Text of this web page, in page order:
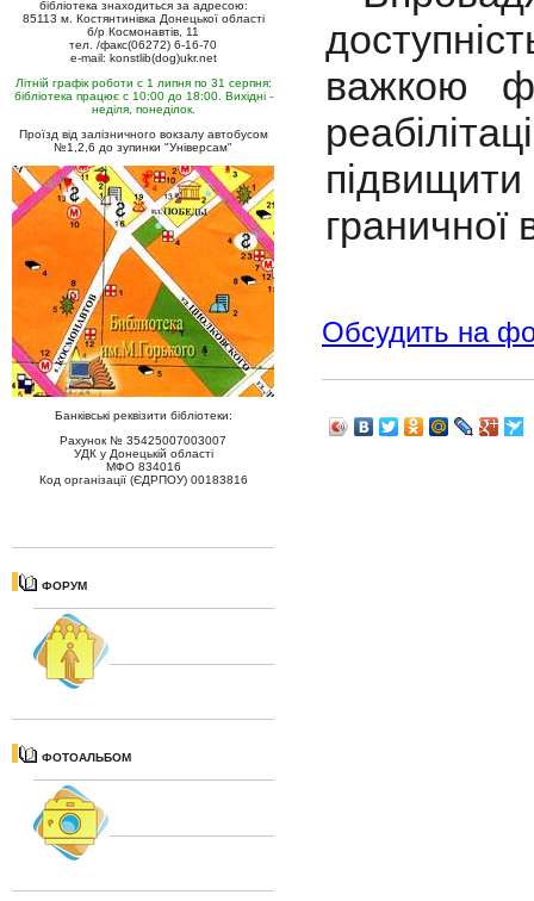
бібліотека знаходиться за адресою:
85113 м. Костянтинівка Донецької області
б/р Космонавтів, 11
тел. /факс(06272) 6-16-70
e-mail: konstlib(dog)ukr.net
Літній графік роботи с 1 липня по 31 серпня:
бібліотека працює с 10:00 до 18:00. Вихідні -
неділя, понеділок.
Проїзд від залізничного вокзалу автобусом
№1,2,6 до зупинки "Універсам"
Банківські реквізити бібліотеки:
Рахунок № 35425007003007
УДК у Донецькій області
МФО 834016
Код організації (ЄДРПОУ) 00183816
ФОРУМ
ФОТОАЛЬБОМ
важкою
граничної
Обсудить на